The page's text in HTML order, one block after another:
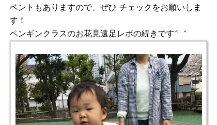
ベントもありますので、ぜひ チェックをお願いしま
す！
ペンギンクラスのお花見遠足レポの続きです^_^